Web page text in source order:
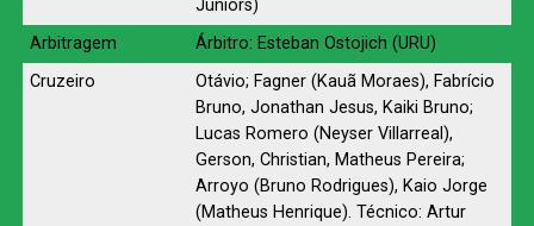
Juniors)
Arbitragem
Árbitro: Esteban Ostojich (URU)
Cruzeiro
Otávio; Fagner (Kauã Moraes), Fabrício
Bruno, Jonathan Jesus, Kaiki Bruno;
Lucas Romero (Neyser Villarreal),
Gerson, Christian, Matheus Pereira;
Arroyo (Bruno Rodrigues), Kaio Jorge
(Matheus Henrique). Técnico: Artur